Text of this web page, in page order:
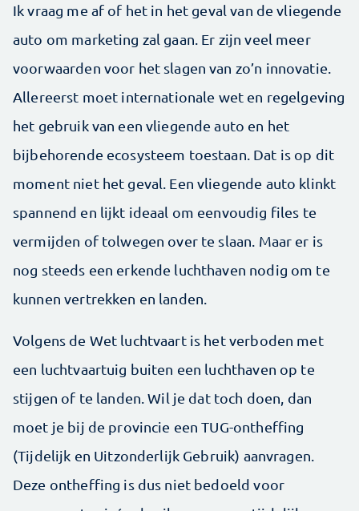
Ik vraag me af of het in het geval van de vliegende
auto om marketing zal gaan. Er zijn veel meer
voorwaarden voor het slagen van zo’n innovatie.
Allereerst moet internationale wet en regelgeving
het gebruik van een vliegende auto en het
bijbehorende ecosysteem toestaan. Dat is op dit
moment niet het geval. Een vliegende auto klinkt
spannend en lijkt ideaal om eenvoudig files te
vermijden of tolwegen over te slaan. Maar er is
nog steeds een erkende luchthaven nodig om te
kunnen vertrekken en landen.
Volgens de Wet luchtvaart is het verboden met
een luchtvaartuig buiten een luchthaven op te
stijgen of te landen. Wil je dat toch doen, dan
moet je bij de provincie een TUG-ontheffing
(Tijdelijk en Uitzonderlijk Gebruik) aanvragen.
Deze ontheffing is dus niet bedoeld voor